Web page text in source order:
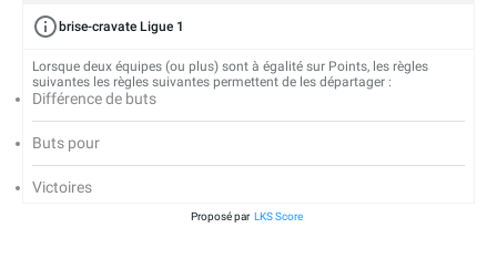
brise-cravate Ligue 1
Lorsque deux équipes (ou plus) sont à égalité sur Points, les règles
suivantes les règles suivantes permettent de les départager :
Différence de buts
Buts pour
Victoires
Proposé par LKS Score